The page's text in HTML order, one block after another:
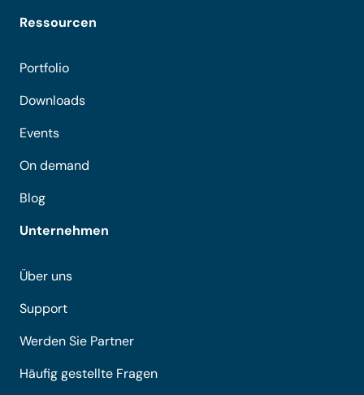
Ressourcen
Portfolio
Downloads
Events
On demand
Blog
Unternehmen
Über uns
Support
Werden Sie Partner
Häufig gestellte Fragen